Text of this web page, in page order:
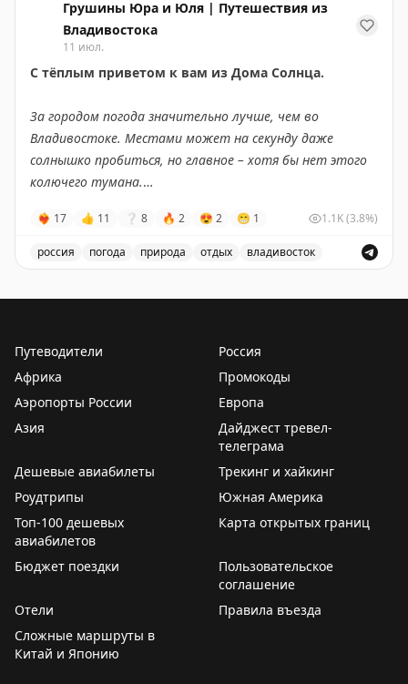
28.09.2026 (1 шт.): 16:10
29.09.2026 (2 шт.): 16:10, 16:20
Всего свободных мест:3
Грушины Юра и Юля | Путешествия из
Владивостока
11 июл.
С тёплым приветом к вам из Дома Солнца.
За городом погода значительно лучше, чем во
Владивостоке. Местами может на секунду даже
солнышко пробиться, но главное – хотя бы нет этого
колючего тумана.
Мы живём на сопке, и у нас вообще ощущение, что
облака на дом спускаются.
погода улучшится, потому что редко приложение моё
ошибается.
Ну а пока – всем уютного воскресенья. И пусть
никакая серая погода не омрачит его.
ваши ЮЮ.
❤‍🔥 17 👍 11 ❔ 8 🔥 2 😍 2 😁 1 1.1K(3.8%)
россия погода природа отдых владивосток
Путеводители
Россия
Африка
Промокоды
Аэропорты России
Европа
Азия
Дайджест тревел-
телеграма
Дешевые авиабилеты
Трекинг и хайкинг
Роудтрипы
Южная Америка
Топ-100 дешевых
авиабилетов
Карта открытых границ
Бюджет поездки
Пользовательское
соглашение
Отели
Правила въезда
Сложные маршруты в
Китай и Японию